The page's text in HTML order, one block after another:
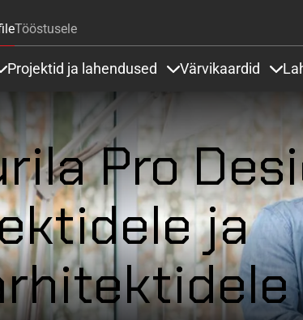
Tööstusele
Projektid ja lahendused Värvikaardid
Pro
ja